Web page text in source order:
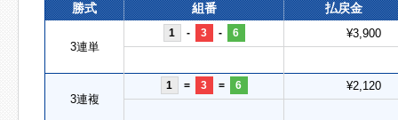
勝式 組番 払戻金
3連単
1 - 3 - 6 ¥3,900
3連複
1 = 3 = 6 ¥2,120